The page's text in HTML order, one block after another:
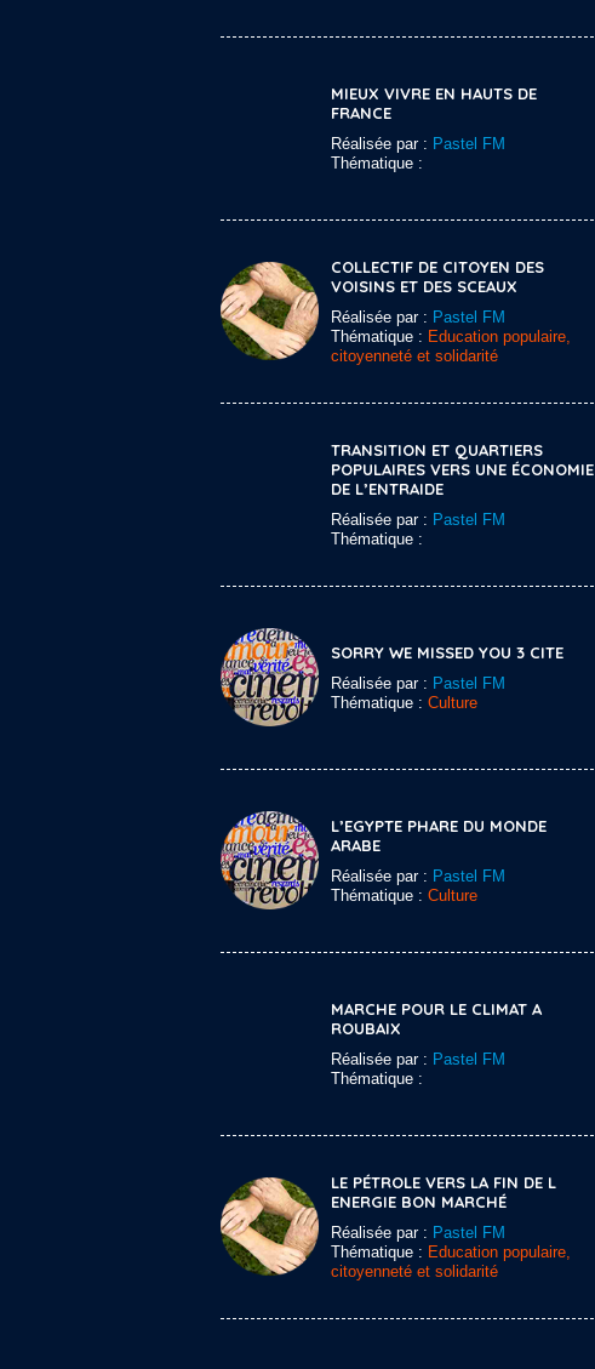
MIEUX VIVRE EN HAUTS DE
FRANCE
Réalisée par : Pastel FM
Thématique :
COLLECTIF DE CITOYEN DES
VOISINS ET DES SCEAUX
Réalisée par : Pastel FM
Thématique : Education populaire,
citoyenneté et solidarité
TRANSITION ET QUARTIERS
POPULAIRES VERS UNE ÉCONOMIE
DE L’ENTRAIDE
Réalisée par : Pastel FM
Thématique :
SORRY WE MISSED YOU 3 CITE
Réalisée par : Pastel FM
Thématique : Culture
L’EGYPTE PHARE DU MONDE
ARABE
Réalisée par : Pastel FM
Thématique : Culture
MARCHE POUR LE CLIMAT A
ROUBAIX
Réalisée par : Pastel FM
Thématique :
LE PÉTROLE VERS LA FIN DE L
ENERGIE BON MARCHÉ
Réalisée par : Pastel FM
Thématique : Education populaire,
citoyenneté et solidarité